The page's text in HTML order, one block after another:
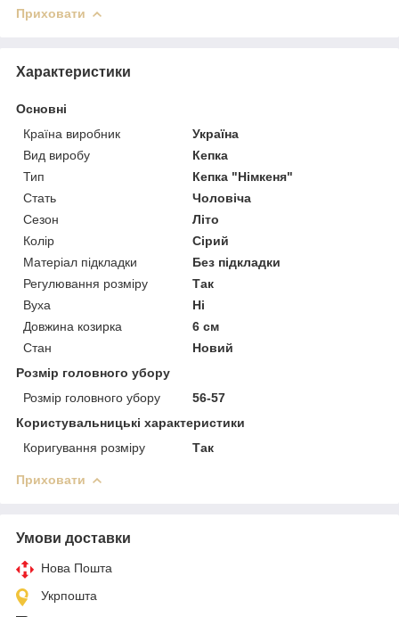
Приховати
Характеристики
Основні
Країна виробник
Україна
Вид виробу
Кепка
Тип
Кепка "Німкеня"
Стать
Чоловіча
Сезон
Літо
Колір
Сірий
Матеріал підкладки
Без підкладки
Регулювання розміру
Так
Вуха
Ні
Довжина козирка
6 см
Стан
Новий
Розмір головного убору
Розмір головного убору
56-57
Користувальницькі характеристики
Коригування розміру
Так
Приховати
Умови доставки
Нова Пошта
Укрпошта